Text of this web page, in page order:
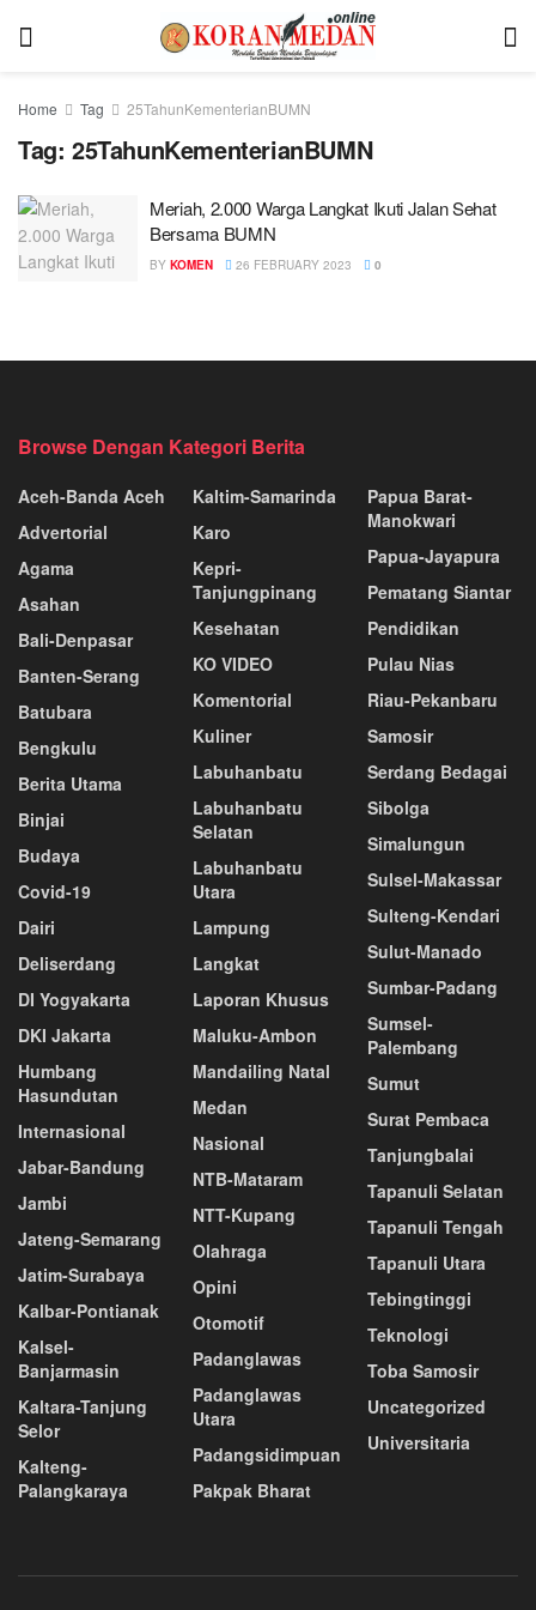
Home Tag 25TahunKementerianBUMN
Tag: 25TahunKementerianBUMN
Meriah, 2.000 Warga Langkat Ikuti Jalan Sehat
Bersama BUMN
BY KOMEN 26 FEBRUARY 2023 0
Browse Dengan Kategori Berita
Aceh-Banda Aceh
Advertorial
Agama
Asahan
Bali-Denpasar
Banten-Serang
Batubara
Bengkulu
Berita Utama
Binjai
Budaya
Covid-19
Dairi
Deliserdang
DI Yogyakarta
DKI Jakarta
Humbang
Hasundutan
Internasional
Jabar-Bandung
Jambi
Jateng-Semarang
Jatim-Surabaya
Kalbar-Pontianak
Kalsel-
Banjarmasin
Kaltara-Tanjung
Selor
Kalteng-
Palangkaraya
Kaltim-Samarinda
Karo
Kepri-
Tanjungpinang
Kesehatan
KO VIDEO
Komentorial
Kuliner
Labuhanbatu
Labuhanbatu
Selatan
Labuhanbatu
Utara
Lampung
Langkat
Laporan Khusus
Maluku-Ambon
Mandailing Natal
Medan
Nasional
NTB-Mataram
NTT-Kupang
Olahraga
Opini
Otomotif
Padanglawas
Padanglawas
Utara
Padangsidimpuan
Pakpak Bharat
Papua Barat-
Manokwari
Papua-Jayapura
Pematang Siantar
Pendidikan
Pulau Nias
Riau-Pekanbaru
Samosir
Serdang Bedagai
Sibolga
Simalungun
Sulsel-Makassar
Sulteng-Kendari
Sulut-Manado
Sumbar-Padang
Sumsel-
Palembang
Sumut
Surat Pembaca
Tanjungbalai
Tapanuli Selatan
Tapanuli Tengah
Tapanuli Utara
Tebingtinggi
Teknologi
Toba Samosir
Uncategorized
Universitaria